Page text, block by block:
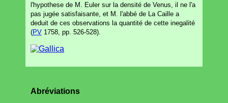
l'hypothese de M. Euler sur la densité de Venus, il ne l'a
pas jugée satisfaisante, et M. l'abbé de La Caille a
deduit de ces observations la quantité de cette inegalité
(PV 1758, pp. 526-528).
Abréviations